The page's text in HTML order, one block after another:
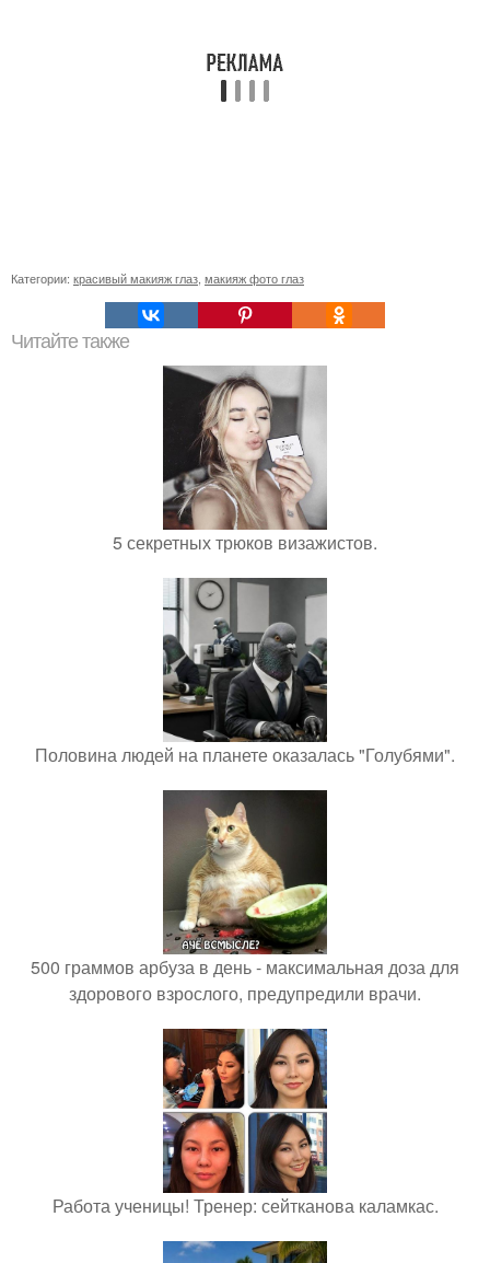
Категории: красивый макияж глаз макияж фото глаз
Читайте также
5 секретных трюков визажистов.
Половина людей на планете оказалась "Голубями".
500 граммов арбуза в день - максимальная доза для
здорового взрослого, предупредили врачи.
Работа ученицы! Тренер: сейтканова каламкас.